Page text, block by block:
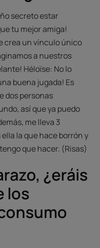
secreto estar
tu mejor amiga!
crea un vínculo único
a nuestros
Héloïse: No lo
buena jugada! Es
dos personas
así que ya puedo
me lleva 3
la que hace borrón y
que hacer. (Risas)
¿eráis
los